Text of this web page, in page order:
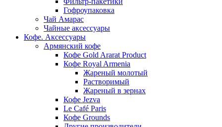
Гофроупаковка
Чай Амарас
Чайные аксессуары
Кофе. Аксессуары
Армянский кофе
Кофе Gold Ararat Product
Кофе Royal Armenia
Жареный молотый
Растворимый
Жареный в зернах
Кофе Jezva
Le Café Paris
Кофе Grounds